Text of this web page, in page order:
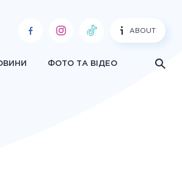
ABOUT
ФОТО ТА ВІДЕО